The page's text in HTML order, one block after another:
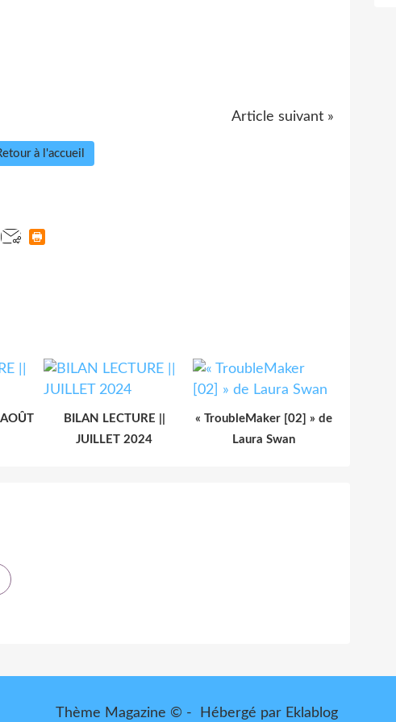
Article suivant »
à l'accueil
BILAN LECTURE ||
JUILLET 2024
« TroubleMaker [02] » de
Laura Swan
Thème Magazine © - Hébergé par Eklablog